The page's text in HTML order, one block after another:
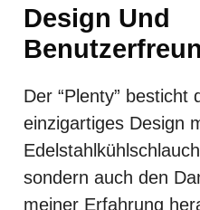
Design Und
Der “Plenty” besticht
einzigartiges Design
sondern auch den
meiner Erfahrung